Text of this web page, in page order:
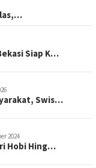
Siap K…
Swis…
2024
Hobi Hing…